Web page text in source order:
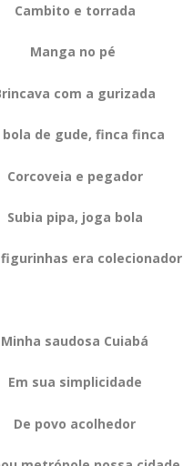
Cambito e torrada
Manga no pé
com a gurizada
bola de gude, finca finca
Corcoveia e pegador
Subia pipa, joga bola
figurinhas era colecionador
Minha saudosa Cuiabá
Em sua simplicidade
De povo acolhedor